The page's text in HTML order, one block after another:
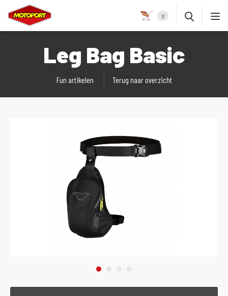
0
Leg Bag Basic
Fun artikelen Terug naar overzicht